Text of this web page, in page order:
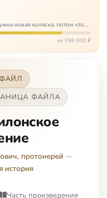
новая коляска, потом что
он не сможет не только
но и продолжать лечение в
из 398 600 ₽
ФАЙЛА
протоиерей —
история
Часть произведения